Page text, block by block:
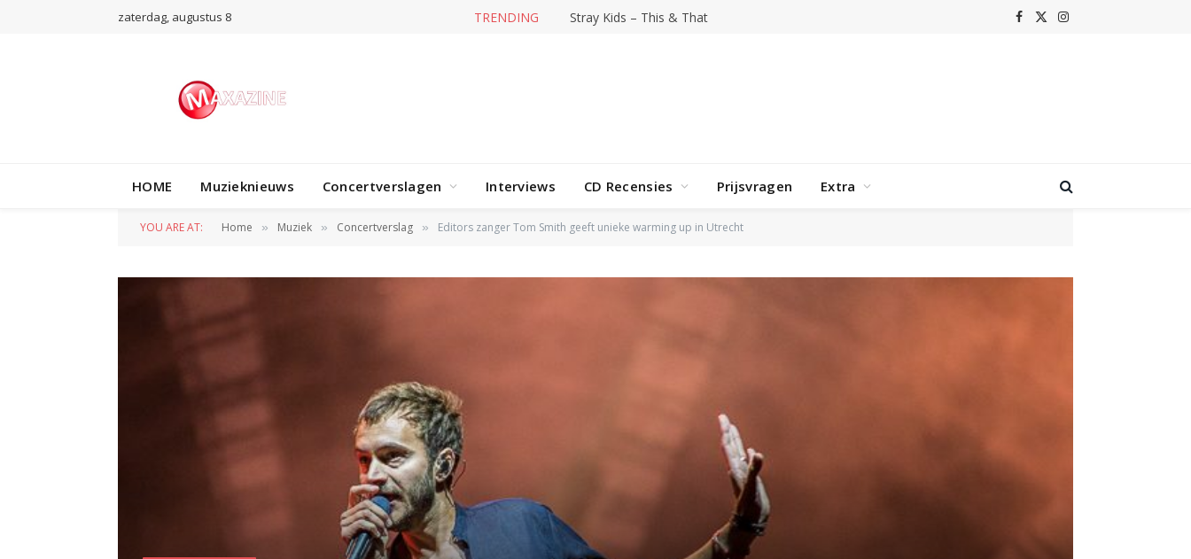
zaterdag, augustus 8 TRENDING Stray Kids – This & That Facebook
X
Instagram
HOME Muzieknieuws Concertverslagen Interviews CD Recensies Prijsvragen Extra
YOU ARE AT: Home » Muziek » Concertverslag » Editors zanger Tom Smith geeft unieke warming up in Utrecht